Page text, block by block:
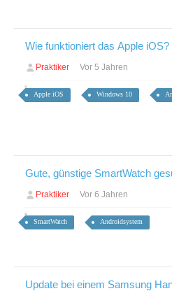
Wie funktioniert das Apple iOS?
Praktiker Vor 5 Jahren
Apple iOS Windows 10
Gute, günstige SmartWatch
Praktiker Vor 6 Jahren
SmartWatch Androidsystem
Update bei einem Samsung